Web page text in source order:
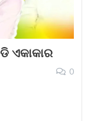
ଏକାକାର
0